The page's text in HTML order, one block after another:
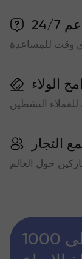
24/7
وقت للمساعدة
الولاء
النشطين
التجار
حول العالم
مكافأة إيداع تصل إلى 1000